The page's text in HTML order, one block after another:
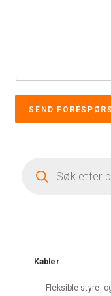
SEND
search
Kabler
Fleksible styre-